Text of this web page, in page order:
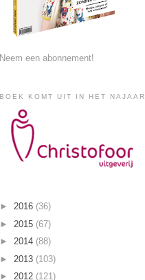
Neem een abonnement!
BOEK KOMT UIT IN HET NAJAAR
► 2016 (36)
► 2015 (67)
► 2014 (88)
► 2013 (103)
► 2012 (121)